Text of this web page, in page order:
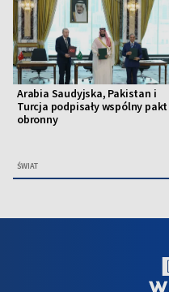
Arabia Saudyjska, Pakistan i
Turcja podpisały wspólny pakt
obronny
ŚWIAT